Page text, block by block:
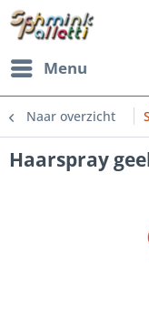
Menu
Naar overzicht
Haarspray